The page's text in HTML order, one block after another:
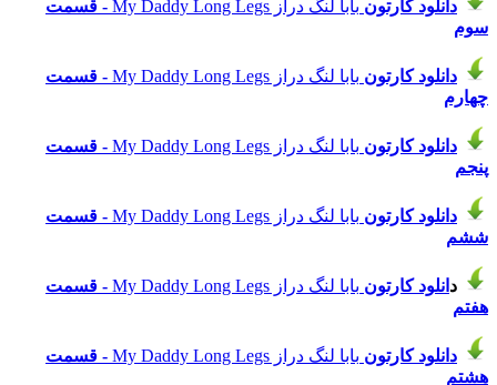
دانلود کارتون بابا لنگ دراز My Daddy Long Legs
- قسمت
سوم
دانلود کارتون بابا لنگ دراز My Daddy Long Legs
- قسمت
چهارم
دانلود کارتون بابا لنگ دراز My Daddy Long Legs
- قسمت
پنجم
دانلود کارتون بابا لنگ دراز My Daddy Long Legs
- قسمت
ششم
د انلود کارتون بابا لنگ دراز My Daddy Long Legs
- قسمت
هفتم
دانلود کارتون بابا لنگ دراز My Daddy Long Legs
- قسمت
هشتم